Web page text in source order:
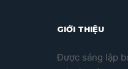
GIỚI THIỆU
Được sáng lập